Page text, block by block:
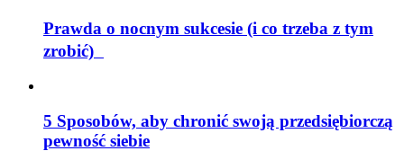
Prawda o nocnym sukcesie (i co trzeba z tym
zrobić)
5 Sposobów, aby chronić swoją przedsiębiorczą
pewność siebie